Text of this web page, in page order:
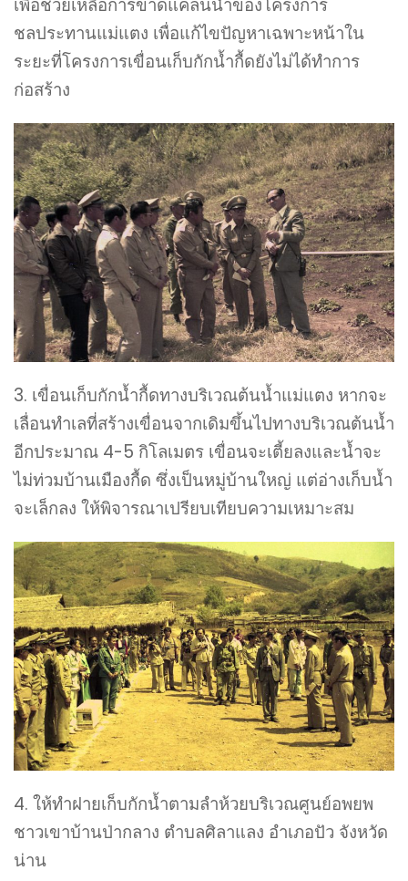
เพื่อช่วยเหลือการขาดแคลนน้ำของโครงการ
ชลประทานแม่แตง เพื่อแก้ไขปัญหาเฉพาะหน้าใน
ระยะที่โครงการเขื่อนเก็บกักน้ำกื้ดยังไม่ได้ทำการ
ก่อสร้าง
3. เขื่อนเก็บกักน้ำกื้ดทางบริเวณต้นน้ำแม่แตง หากจะ
เลื่อนทำเลที่สร้างเขื่อนจากเดิมขึ้นไปทางบริเวณต้นน้ำ
อีกประมาณ 4-5 กิโลเมตร เขื่อนจะเตี้ยลงและน้ำจะ
ไม่ท่วมบ้านเมืองกื้ด ซึ่งเป็นหมู่บ้านใหญ่ แต่อ่างเก็บน้ำ
จะเล็กลง ให้พิจารณาเปรียบเทียบความเหมาะสม
4. ให้ทำฝายเก็บกักน้ำตามลำห้วยบริเวณศูนย์อพยพ
ชาวเขาบ้านป่ากลาง ตำบลศิลาแลง อำเภอปัว จังหวัด
น่าน